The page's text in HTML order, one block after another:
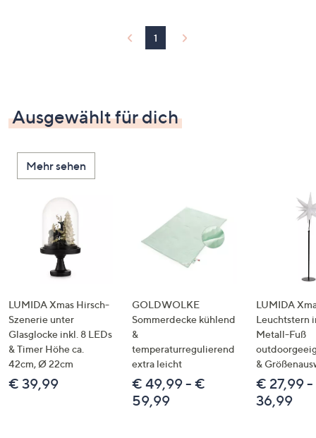
1
Ausgewählt für dich
Mehr sehen
LUMIDA Xmas Hirsch-
Szenerie unter
Glasglocke inkl. 8 LEDs
& Timer Höhe ca.
42cm, Ø 22cm
€ 39,99
GOLDWOLKE
Sommerdecke kühlend
&
temperaturregulierend
extra leicht
€ 49,99 - €
59,99
LUMIDA
Leuchtstern
Metall-Fuß
&
€ 27,99
36,99